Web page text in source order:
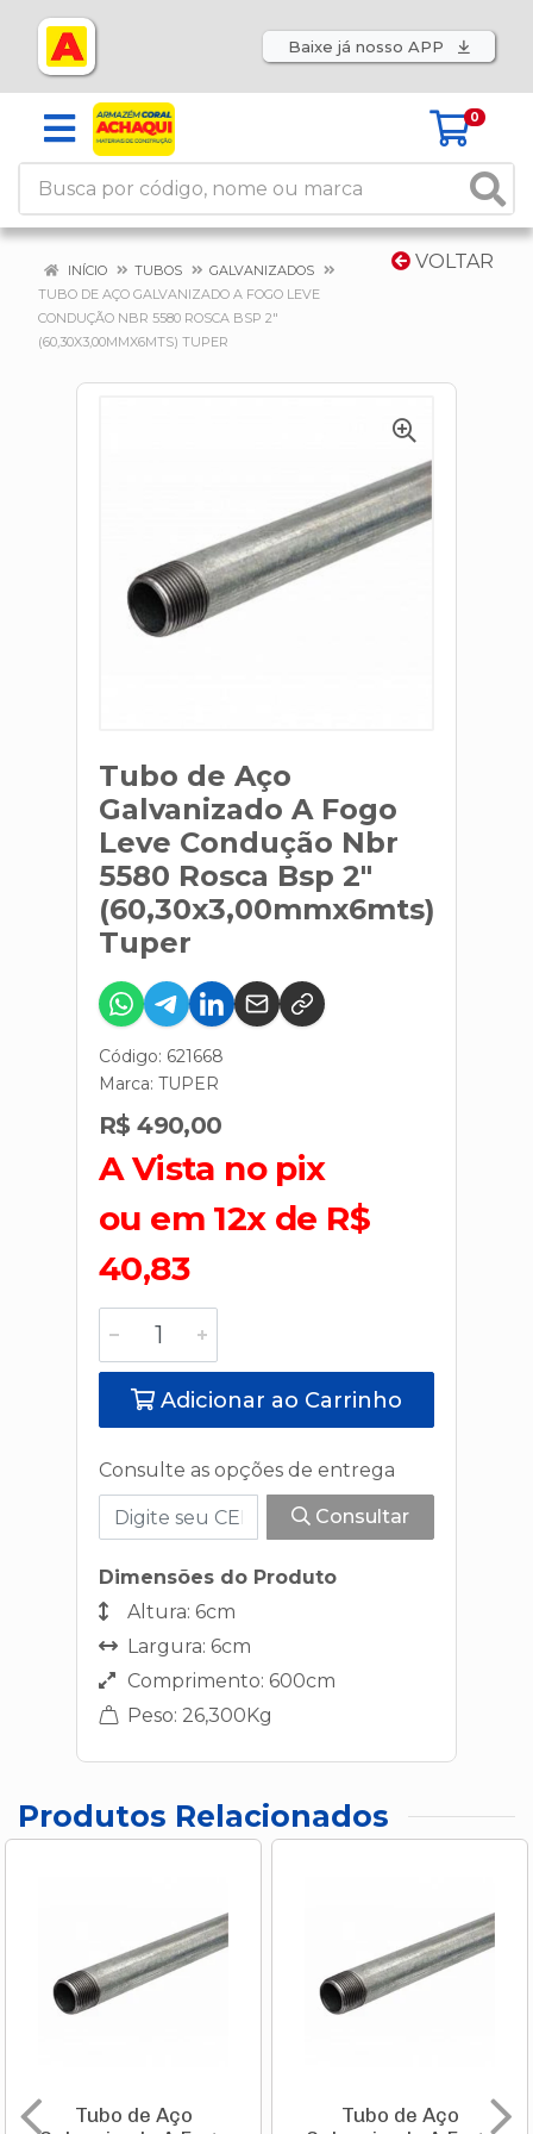
Baixe já nosso APP
0
VOLTAR
INÍCIO TUBOS
GALVANIZADOS
TUBO DE AÇO GALVANIZADO A FOGO LEVE
CONDUÇÃO NBR 5580 ROSCA BSP 2"
(60,30X3,00MMX6MTS) TUPER
Tubo de Aço
Galvanizado A Fogo
Leve Condução Nbr
5580 Rosca Bsp 2"
(60,30x3,00mmx6mts)
Tuper
Código: 621668
Marca: TUPER
R$ 490,00
A Vista no pix
ou em 12x de R$
40,83
Adicionar ao Carrinho
Consulte as opções de entrega
Consultar
Dimensões do Produto
Altura: 6cm
Largura: 6cm
Comprimento: 600cm
Peso: 26,300Kg
Produtos Relacionados
Tubo de Aço
Tubo de Aço